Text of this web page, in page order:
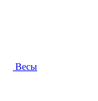
Весы